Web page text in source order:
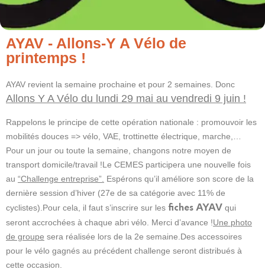
AYAV - Allons-Y A Vélo de
printemps !
AYAV revient la semaine prochaine et pour 2 semaines. Donc
Allons Y A Vélo du lundi 29 mai au vendredi 9 juin !
Rappelons le principe de cette opération nationale : promouvoir les
mobilités douces => vélo, VAE, trottinette électrique, marche,…
Pour un jour ou toute la semaine, changons notre moyen de
transport domicile/travail !Le CEMES participera une nouvelle fois
au “Challenge entreprise”.
Espérons qu’il améliore son score de la
dernière session d’hiver (27e de sa catégorie avec 11% de
cyclistes). Pour cela, il faut s’inscrire sur les fiches AYAV qui
seront accrochées à chaque abri vélo. Merci d’avance !Une photo
de groupe sera réalisée lors de la 2e semaine. Des accessoires
pour le vélo gagnés au précédent challenge seront distribués à
cette occasion.